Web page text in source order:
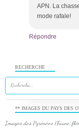
APN. La
mode rafale!
Répondre
RECHERCHE
** IMAGES DU PAYS DES
Images des Pyrénées (Faune,